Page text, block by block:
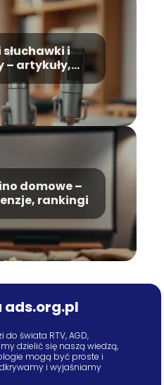
i
– artykuły,
rankingi
domowe –
rankingi
ads.org.pl
świata RTV, AGD,
dzielić się naszą wiedzą,
mogą być proste i
i wyjaśniamy